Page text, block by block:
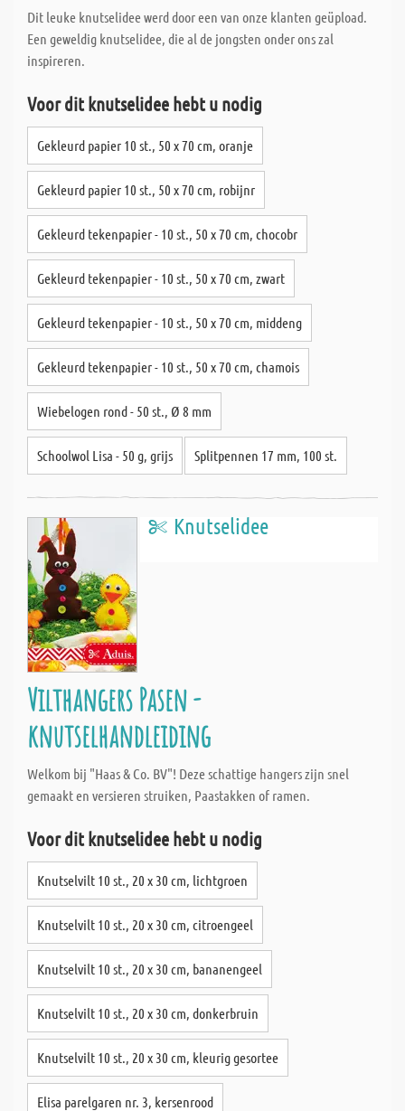
Dit leuke knutselidee werd door een van onze klanten geüpload.
Een geweldig knutselidee, die al de jongsten onder ons zal
inspireren.
Voor dit knutselidee hebt u nodig
Gekleurd papier 10 st., 50 x 70 cm, oranje
Gekleurd papier 10 st., 50 x 70 cm, robijnr
Gekleurd tekenpapier - 10 st., 50 x 70 cm, chocobr
Gekleurd tekenpapier - 10 st., 50 x 70 cm, zwart
Gekleurd tekenpapier - 10 st., 50 x 70 cm, middeng
Gekleurd tekenpapier - 10 st., 50 x 70 cm, chamois
Wiebelogen rond - 50 st., Ø 8 mm
Schoolwol Lisa - 50 g, grijs Splitpennen 17 mm, 100 st.
Knutselidee
Vilthangers Pasen -
knutselhandleiding
Welkom bij "Haas & Co. BV"! Deze schattige hangers zijn snel
gemaakt en versieren struiken, Paastakken of ramen.
Voor dit knutselidee hebt u nodig
Knutselvilt 10 st., 20 x 30 cm, lichtgroen
Knutselvilt 10 st., 20 x 30 cm, citroengeel
Knutselvilt 10 st., 20 x 30 cm, bananengeel
Knutselvilt 10 st., 20 x 30 cm, donkerbruin
Knutselvilt 10 st., 20 x 30 cm, kleurig gesortee
Elisa parelgaren nr. 3, kersenrood